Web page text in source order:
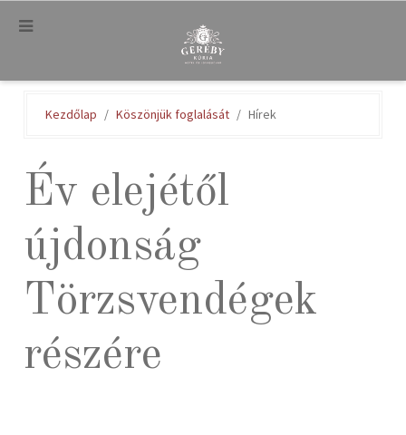
.
Kezdőlap Köszönjük foglalását Hírek
Év elejétől
újdonság
Törzsvendégek
részére